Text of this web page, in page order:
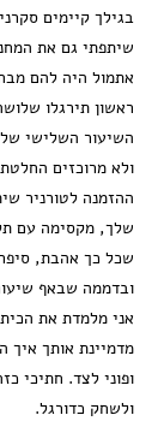
בגילך קיימים
שיתפתי גם את
אתמול היה להם
ראשון תירגלו
השיעור השלישי
ולא מרוכזים
ההזמנה לטורניר
שלך, מקסימה עם
שכל כך אהבת,
ובדממה שבאף
אני מלמדת את
מדמיינת אותך איך
ופוני לצד. חתיכי
ולשחק כדורגל.